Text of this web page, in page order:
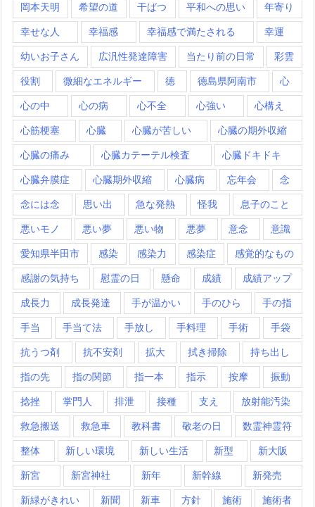
岡本天明 希望の道 干ばつ 平和への思い 年寄り
幸せな人 幸福感 幸福感で満たされる 幸運
幼いお子さん 広汎性発達障害 当たり前の日常 彩雲
役割 微細なエネルギー 徳 徳島県阿南市 心
心の中 心の病 心不全 心強い 心構え
心筋梗塞 心臓 心臓が苦しい 心臓の期外収縮
心臓の痛み 心臓カテーテル検査 心臓ドキドキ
心臓弁膜症 心臓期外収縮 心臓病 忘年会 念
念には念 思い出 急な発熱 怪我 息子のこと
悪いモノ 悪い夢 悪い物 悪夢 意念 意識
愛知県半田市 感染 感染力 感染症 感覚的なもの
感謝の気持ち 慰霊の日 懸命 成績 成績アップ
成長力 成長発達 手が温かい 手のひら 手の指
手当 手当て法 手放し 手料理 手術 手袋
抗うつ剤 抗不安剤 拡大 拭き掃除 持ち出し
指の先 指の関節 指一本 指示 按摩 振動
捻挫 掌門人 排泄 接種 支え 放射能汚染
救急搬送 救急車 教科書 敬老の日 数霊神霊符
整体 新しい環境 新しい生活 新型 新大阪
新宮 新宮神社 新年 新幹線 新発売
新緑がきれい 新聞 新車 方針 施術 施術者